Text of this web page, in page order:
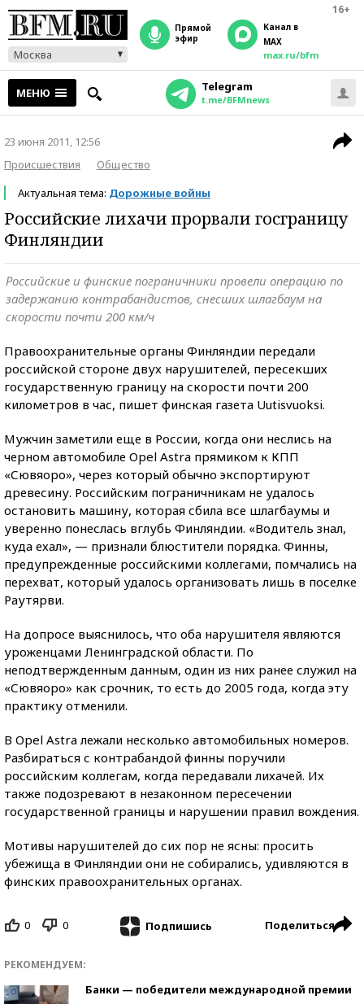
16+
Москва
прямой
эфир
Канал в
MAX
max.ru/bfm
МЕНЮ Telegram
t.me/BFMnews
23 июня 2011, 12:56
Происшествия
Общество
Актуальная тема: Дорожные войны
Российские лихачи прорвали госграницу
Финляндии
Российские и финские пограничники провели операцию по
задержанию контрабандистов, снесших шлагбаум на
скорости почти 200 км/ч
Правоохранительные органы Финляндии передали
российской стороне двух нарушителей, пересекших
государственную границу на скорости почти 200
километров в час, пишет финская газета Uutisvuoksi.
Мужчин заметили еще в России, когда они неслись на
черном автомобиле Opel Astra прямиком к КПП
«Сювяоро», через который обычно экспортируют
древесину. Российским пограничникам не удалось
остановить машину, которая сбила все шлагбаумы и
уверенно понеслась вглубь Финляндии. «Водитель знал,
куда ехал», — признали блюстители порядка. Финны,
предупрежденные российскими коллегами, помчались на
перехват, который удалось организовать лишь в поселке
Раутярви.
На допросе выяснилось, что оба нарушителя являются
уроженцами Ленинградской области. По
неподтвержденным данным, один из них ранее служил на
«Сювяоро» как срочник, то есть до 2005 года, когда эту
практику отменили.
В Opel Astra лежали несколько автомобильных номеров.
Разбираться с контрабандой финны поручили
российским коллегам, когда передавали лихачей. Их
также подозревают в незаконном пересечении
государственной границы и нарушении правил вождения.
Мотивы нарушителей до сих пор не ясны: просить
убежища в Финляндии они не собирались, удивляются в
финских правоохранительных органах.
0 0 Подпишись Поделиться
РЕКОМЕНДУЕМ:
Банки — победители международной премии